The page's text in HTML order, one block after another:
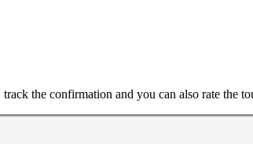
the confirmation and you can also rate the